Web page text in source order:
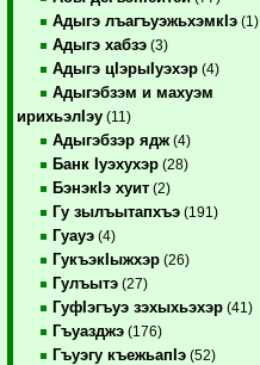
Адыгэ лъагъуэжьхэмкIэ (1)
Адыгэ хабзэ (3)
Адыгэ цIэрыIуэхэр (4)
Адыгэбзэм и махуэм
ирихьэлIэу (11)
Адыгэбзэр ядж (4)
Банк Iуэхухэр (28)
БэнэкIэ хуит (2)
Гу зылъытапхъэ (191)
Гуауэ (4)
ГукъэкIыжхэр (26)
Гулъытэ (27)
ГуфIэгъуэ зэхыхьэхэр (41)
Гъуазджэ (176)
Гъуэгу къежьапIэ (52)